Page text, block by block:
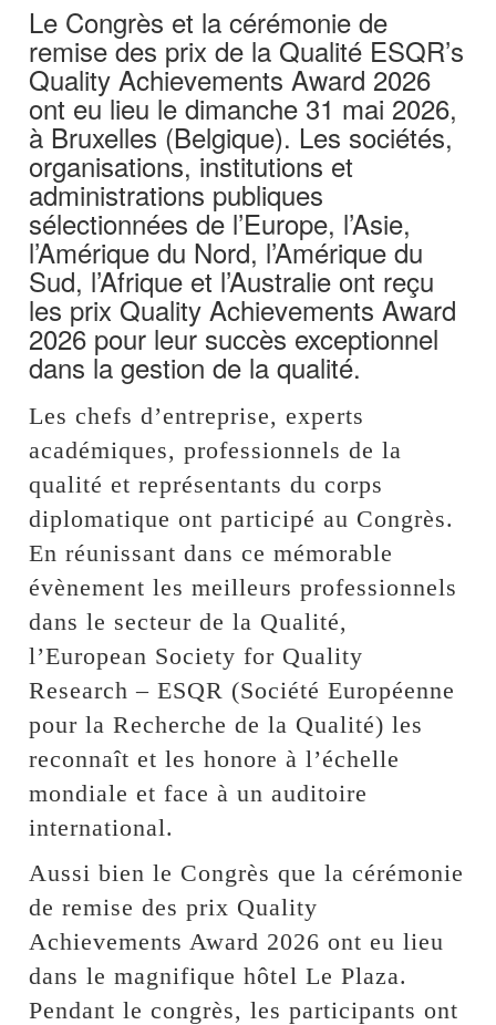
Le Congrès et la cérémonie de
remise des prix de la Qualité ESQR’s
Quality Achievements Award 2026
ont eu lieu le dimanche 31 mai 2026,
à Bruxelles (Belgique). Les sociétés,
organisations, institutions et
administrations publiques
sélectionnées de l’Europe, l’Asie,
l’Amérique du Nord, l’Amérique du
Sud, l’Afrique et l’Australie ont reçu
les prix Quality Achievements Award
2026 pour leur succès exceptionnel
dans la gestion de la qualité.
Les chefs d’entreprise, experts
académiques, professionnels de la
qualité et représentants du corps
diplomatique ont participé au Congrès.
En réunissant dans ce mémorable
évènement les meilleurs professionnels
dans le secteur de la Qualité,
l’European Society for Quality
Research – ESQR (Société Européenne
pour la Recherche de la Qualité) les
reconnaît et les honore à l’échelle
mondiale et face à un auditoire
international.
Aussi bien le Congrès que la cérémonie
de remise des prix Quality
Achievements Award 2026 ont eu lieu
dans le magnifique hôtel Le Plaza.
Pendant le congrès, les participants ont